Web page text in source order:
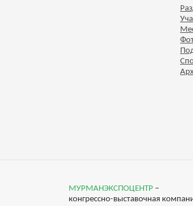
МУРМАНЭКСПОЦЕНТР –
конгрессно-выставочная